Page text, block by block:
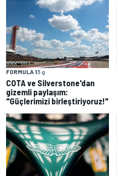
FORMULA 13 g
COTA ve Silverstone'dan
gizemli paylaşım:
"Güçlerimizi birleştiriyoruz!"